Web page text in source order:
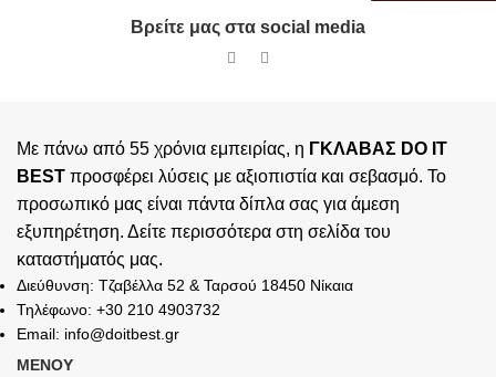
Βρείτε μας στα social media
Με πάνω από 55 χρόνια εμπειρίας, η ΓΚΛΑΒΑΣ DO IT
BEST προσφέρει λύσεις με αξιοπιστία και σεβασμό. Το
προσωπικό μας είναι πάντα δίπλα σας για άμεση
εξυπηρέτηση. Δείτε περισσότερα στη σελίδα του
καταστήματός μας.
Διεύθυνση: Τζαβέλλα 52 & Ταρσού 18450 Νίκαια
Τηλέφωνο: +30 210 4903732
Email: info@doitbest.gr
ΜΕΝΟΥ